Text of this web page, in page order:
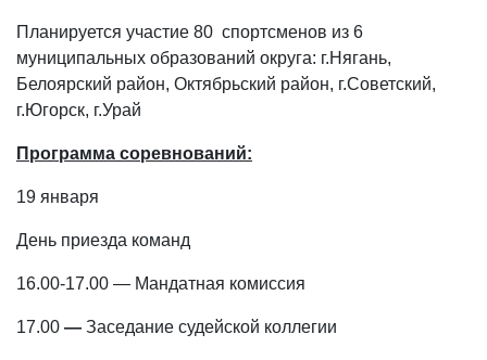
Планируется участие 80 спортсменов из 6
муниципальных образований округа: г.Нягань,
Белоярский район, Октябрьский район, г.Советский,
г.Югорск, г.Урай
Программа соревнований:
19 января
День приезда команд
16.00-17.00 — Мандатная комиссия
17.00 — Заседание судейской коллегии